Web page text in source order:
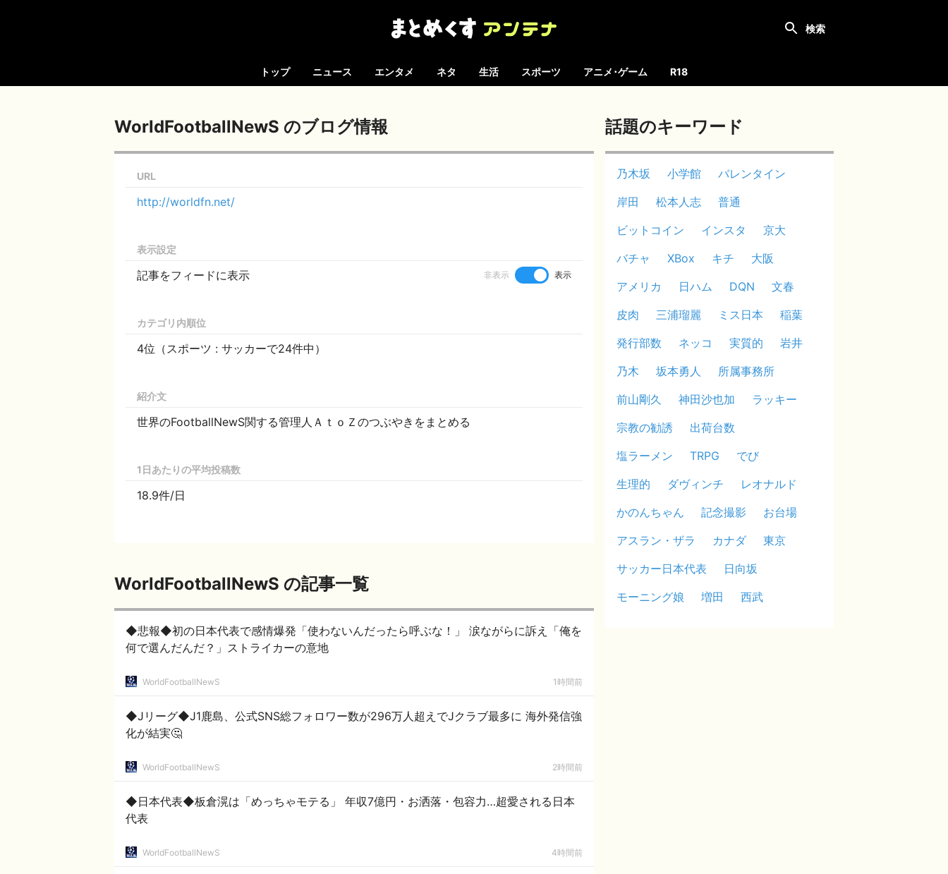
トップ ニュース エンタメ ネタ 生活 スポーツ アニメ･ゲーム R18
WorldFootballNewS のブログ情報
URL
http://worldfn.net/
表示設定
記事をフィードに表示 非表示 表示
カテゴリ内順位
4位（スポーツ : サッカーで24件中）
紹介文
世界のFootballNewS関する管理人ＡｔｏＺのつぶやきをまとめる
1日あたりの平均投稿数
18.9件/日
WorldFootballNewS の記事一覧
◆悲報◆初の日本代表で感情爆発「使わないんだったら呼ぶな！」 涙ながらに訴え「俺を
何で選んだんだ？」ストライカーの意地
WorldFootballNewS 1時間前
◆Jリーグ◆J1鹿島、公式SNS総フォロワー数が296万人超えでJクラブ最多に 海外発信強
化が結実🤔
WorldFootballNewS 2時間前
◆日本代表◆板倉滉は「めっちゃモテる」 年収7億円・お洒落・包容力…超愛される日本
代表
WorldFootballNewS 4時間前
話題のキーワード
乃木坂 小学館
バレンタイン
岸田
松本人志
普通
ビットコイン
インスタ
京大
バチャ
XBox キチ
大阪
アメリカ
日ハム DQN
文春
皮肉
三浦瑠麗 ミス日本
稲葉
発行部数
ネッコ 実質的
岩井
乃木
坂本勇人
所属事務所
前山剛久
神田沙也加
ラッキー
宗教の勧誘
出荷台数
塩ラーメン
TRPG
でび
生理的
ダヴィンチ
レオナルド
かのんちゃん
記念撮影
お台場
アスラン・ザラ
カナダ
東京
サッカー日本代表
日向坂
モーニング娘
増田 西武